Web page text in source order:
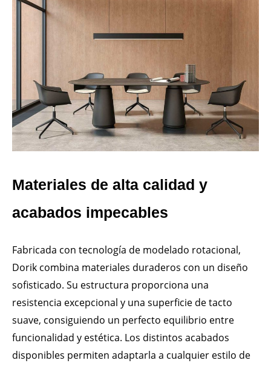
Materiales de alta calidad y
acabados impecables
Fabricada con tecnología de modelado rotacional,
Dorik combina materiales duraderos con un diseño
sofisticado. Su estructura proporciona una
resistencia excepcional y una superficie de tacto
suave, consiguiendo un perfecto equilibrio entre
funcionalidad y estética. Los distintos acabados
disponibles permiten adaptarla a cualquier estilo de